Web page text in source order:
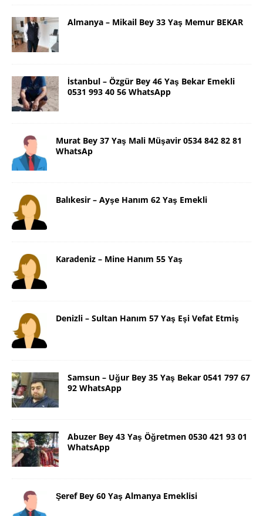
Almanya – Mikail Bey 33 Yaş Memur BEKAR
İstanbul – Özgür Bey 46 Yaş Bekar Emekli
0531 993 40 56 WhatsApp
Murat Bey 37 Yaş Mali Müşavir 0534 842 82 81
WhatsAp
Balıkesir – Ayşe Hanım 62 Yaş Emekli
Karadeniz – Mine Hanım 55 Yaş
Denizli – Sultan Hanım 57 Yaş Eşi Vefat Etmiş
Samsun – Uğur Bey 35 Yaş Bekar 0541 797 67
92 WhatsApp
Abuzer Bey 43 Yaş Öğretmen 0530 421 93 01
WhatsApp
Şeref Bey 60 Yaş Almanya Emeklisi